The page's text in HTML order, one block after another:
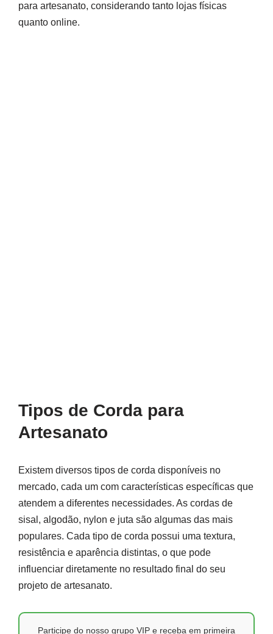
para artesanato, considerando tanto lojas físicas
quanto online.
Tipos de Corda para
Artesanato
Existem diversos tipos de corda disponíveis no
mercado, cada um com características específicas que
atendem a diferentes necessidades. As cordas de
sisal, algodão, nylon e juta são algumas das mais
populares. Cada tipo de corda possui uma textura,
resistência e aparência distintas, o que pode
influenciar diretamente no resultado final do seu
projeto de artesanato.
Participe do nosso grupo VIP e receba em primeira